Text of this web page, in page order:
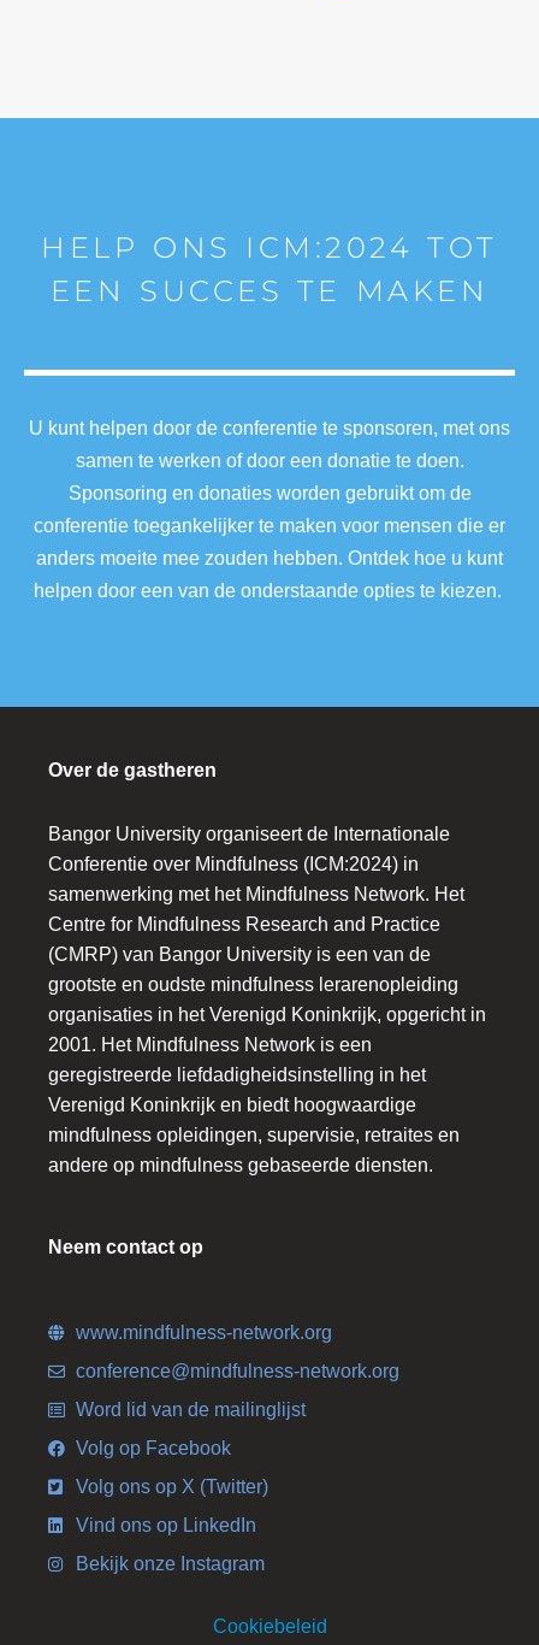
HELP ONS ICM:2024 TOT
EEN SUCCES TE MAKEN
U kunt helpen door de conferentie te sponsoren, met ons
samen te werken of door een donatie te doen.
Sponsoring en donaties worden gebruikt om de
conferentie toegankelijker te maken voor mensen die er
anders moeite mee zouden hebben. Ontdek hoe u kunt
helpen door een van de onderstaande opties te kiezen.
Over de gastheren
Bangor University organiseert de Internationale
Conferentie over Mindfulness (ICM:2024) in
samenwerking met het Mindfulness Network. Het
Centre for Mindfulness Research and Practice
(CMRP) van Bangor University is een van de
grootste en oudste mindfulness lerarenopleiding
organisaties in het Verenigd Koninkrijk, opgericht in
2001. Het Mindfulness Network is een
geregistreerde liefdadigheidsinstelling in het
Verenigd Koninkrijk en biedt hoogwaardige
mindfulness opleidingen, supervisie, retraites en
andere op mindfulness gebaseerde diensten.
Neem contact op
www.mindfulness-network.org
conference@mindfulness-network.org
Word lid van de mailinglijst
Volg op Facebook
Volg ons op X (Twitter)
Vind ons op LinkedIn
Bekijk onze Instagram
Cookiebeleid